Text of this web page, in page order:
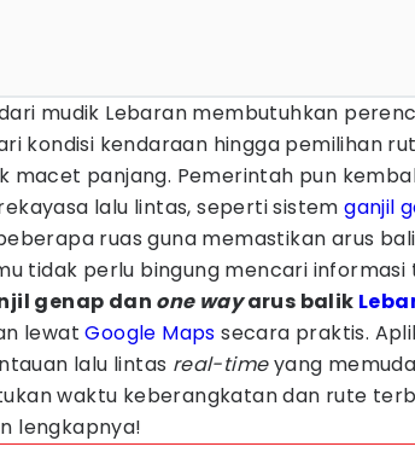
mudik Lebaran membutuhkan
kondisi kendaraan hingga pemilihan
macet panjang. Pemerintah pun
lalu lintas, seperti sistemganjil
ruas guna memastikan arus
tidak perlu bingung mencari
genap dan one wayarus balik
lewatGoogle Maps secara praktis.
lalu lintas real-timeyang
waktu keberangkatan dan rute
lengkapnya!